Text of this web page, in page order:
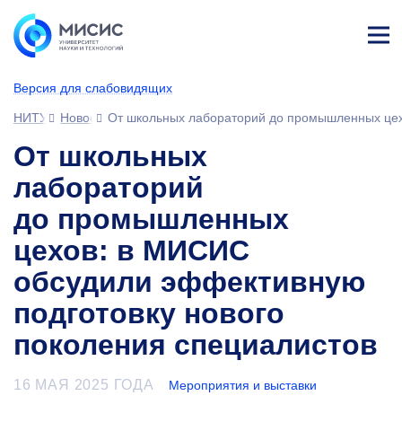
Версия для слабовидящих
ине
НИТУ МИСИС
НовостиОт школьных лабораторий до промышленных
От школьных
лабораторий
до промышленных
цехов: в МИСИС
обсудили эффективную
подготовку нового
поколения специалистов
16 МАЯ 2025 ГОДА Мероприятия и выставки